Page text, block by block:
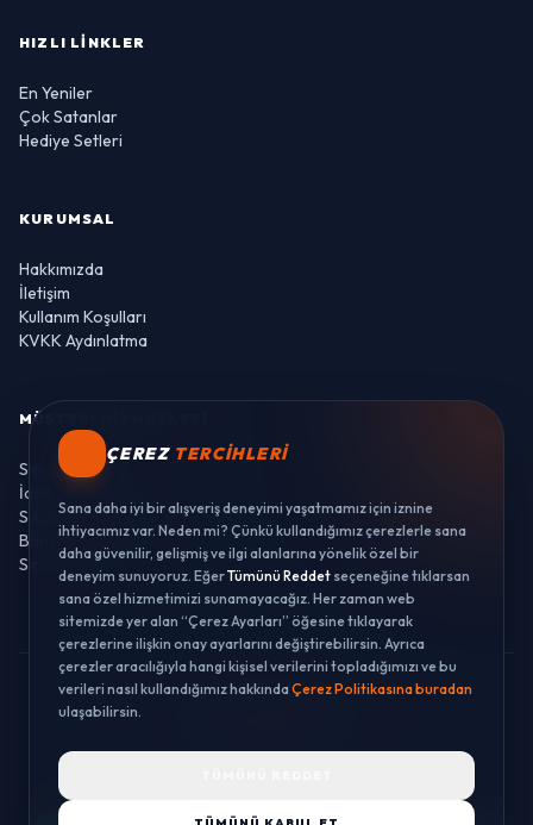
HIZLI LINKLER
En Yeniler
Çok Satanlar
Hediye Setleri
KURUMSAL
Hakkımızda
İletişim
Kullanım Koşulları
KVKK Aydınlatma
MÜŞTERI HIZMETLERI
Sipariş Takibi
İade ve Değişim
Sıkça Sorulan Sorular
Banka Hesaplarımız
Sipariş Takibi
© 2026 LUSTWAY. TÜM HAKLARI SAKLIDIR.
ÇEREZ TERCIHLERI
Sana daha iyi bir alışveriş deneyimi yaşatmamız için iznine
ihtiyacımız var. Neden mi? Çünkü kullandığımız çerezlerle sana
daha güvenilir, gelişmiş ve ilgi alanlarına yönelik özel bir
deneyim sunuyoruz. EğerTümünü Reddet seçeneğine tıklarsan
sana özel hizmetimizi sunamayacağız. Her zaman web
sitemizde yer alan “Çerez Ayarları” öğesine tıklayarak
çerezlerine ilişkin onay ayarlarını değiştirebilirsin. Ayrıca
çerezler aracılığıyla hangi kişisel verilerini topladığımızı ve bu
verileri nasıl kullandığımız hakkındaÇerez Politikasına buradan
ulaşabilirsin.